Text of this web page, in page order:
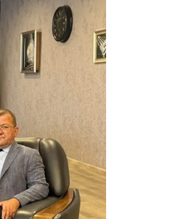
Bartın
Ardahan
Iğdır
Karabük
Kilis
Osmaniye
Düzce